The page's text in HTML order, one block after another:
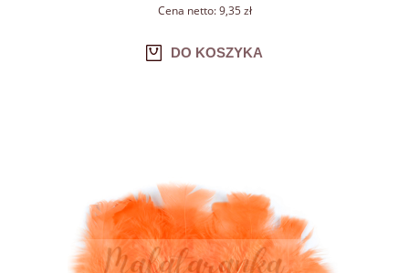
Cena netto:9,35 zł
DO KOSZYKA